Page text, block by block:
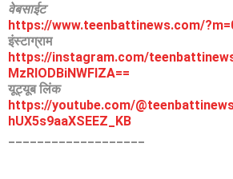
वेबसाईट
https://www.teenbattinews.com/
इंस्टाग्राम
https://instagram.com/
MzRlODBiNWFlZA==
यूट्यूब लिंक
https://youtube.com/@
hUX5s9aaXSEEZ_KB